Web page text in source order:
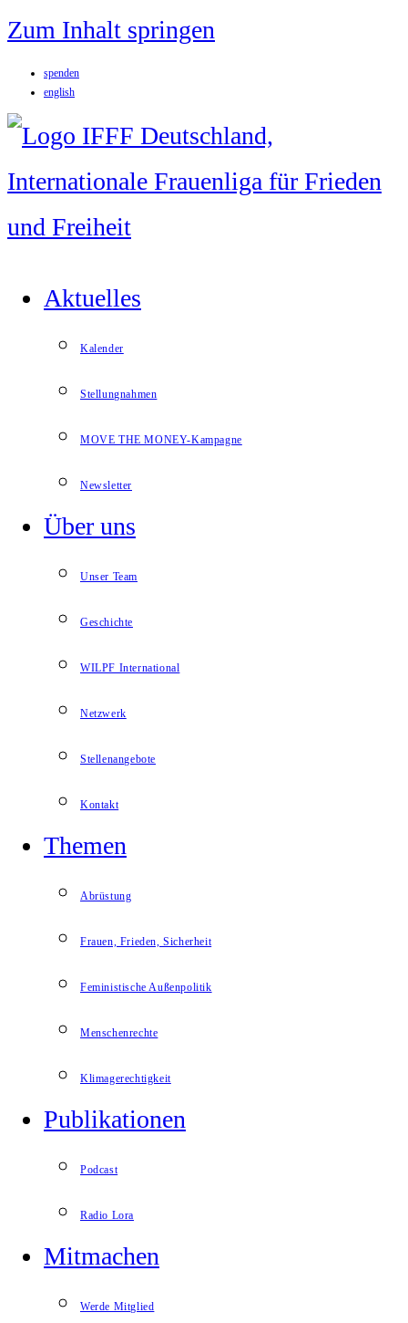
Zum Inhalt springen
spenden
english
Aktuelles
Kalender
Stellungnahmen
MOVE THE MONEY-Kampagne
Newsletter
Über uns
Unser Team
Geschichte
WILPF International
Netzwerk
Stellenangebote
Kontakt
Themen
Abrüstung
Frauen, Frieden, Sicherheit
Feministische Außenpolitik
Menschenrechte
Klimagerechtigkeit
Publikationen
Podcast
Radio Lora
Mitmachen
Werde Mitglied